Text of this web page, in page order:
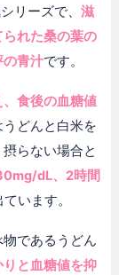
リーズで、 滋
れた桑の葉の
の青汁です。
、食後の血糖値
どんと白米を
らない場合と
dL、2時間
います。
であるうどん
と血糖値を抑